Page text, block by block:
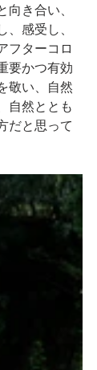
向き合い、
、感受し、
フターコロ
要かつ有効
敬い、自然
自然ととも
だと思って